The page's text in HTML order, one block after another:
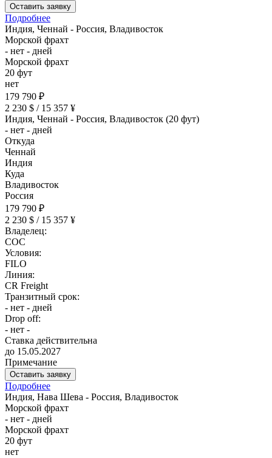
Оставить заявку
Подробнее
Индия, Ченнай - Россия, Владивосток
Морской фрахт
- нет - дней
Морской фрахт
20 фут
нет
179 790 ₽
2 230 $ / 15 357 ¥
Индия, Ченнай - Россия, Владивосток (20 фут)
- нет - дней
Откуда
Ченнай
Индия
Куда
Владивосток
Россия
179 790 ₽
2 230 $ / 15 357 ¥
Владелец:
COC
Условия:
FILO
Линия:
CR Freight
Транзитный срок:
- нет - дней
Drop off:
- нет -
Ставка действительна
до 15.05.2027
Примечание
Оставить заявку
Подробнее
Индия, Нава Шева - Россия, Владивосток
Морской фрахт
- нет - дней
Морской фрахт
20 фут
нет